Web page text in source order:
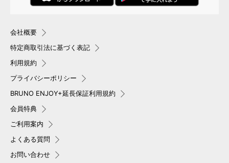
会社概要
特定商取引法に基づく表記
利用規約
プライバシーポリシー
BRUNO ENJOY+延長保証利用規約
会員特典
ご利用案内
よくある質問
お問い合わせ